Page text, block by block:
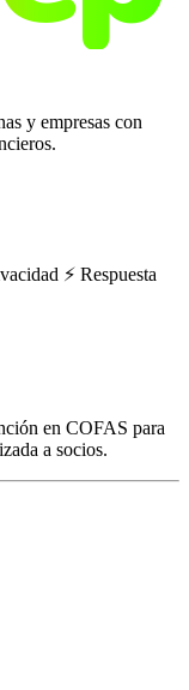
y empresas con
⚡ Respuesta
en COFAS para
a socios.